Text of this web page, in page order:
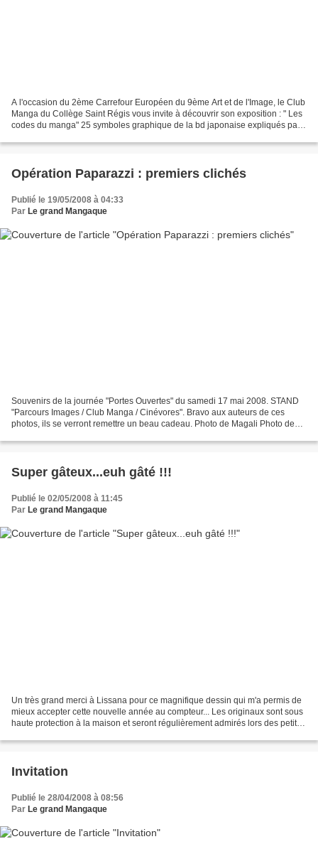
A l'occasion du 2ème Carrefour Européen du 9ème Art et de l'Image, le Club
Manga du Collège Saint Régis vous invite à découvrir son exposition : " Les
codes du manga" 25 symboles graphique de la bd japonaise expliqués par
Opération Paparazzi : premiers clichés
Publié le 19/05/2008 à 04:33
Par Le grand Mangaque
Souvenirs de la journée "Portes Ouvertes" du samedi 17 mai 2008. STAND
"Parcours Images / Club Manga / Cinévores". Bravo aux auteurs de ces
photos, ils se verront remettre un beau cadeau. Photo de Magali Photo de
Super gâteux...euh gâté !!!
Publié le 02/05/2008 à 11:45
Par Le grand Mangaque
Un très grand merci à Lissana pour ce magnifique dessin qui m'a permis de
mieux accepter cette nouvelle année au compteur... Les originaux sont sous
haute protection à la maison et seront régulièrement admirés lors des petites
Invitation
Publié le 28/04/2008 à 08:56
Par Le grand Mangaque